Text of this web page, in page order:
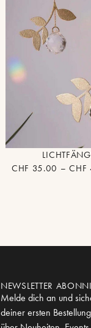
CHF 35.00 – CHF
NEWSLETTER
Melde dich an und
deiner ersten